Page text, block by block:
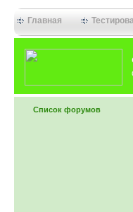
Главная
Список форумов